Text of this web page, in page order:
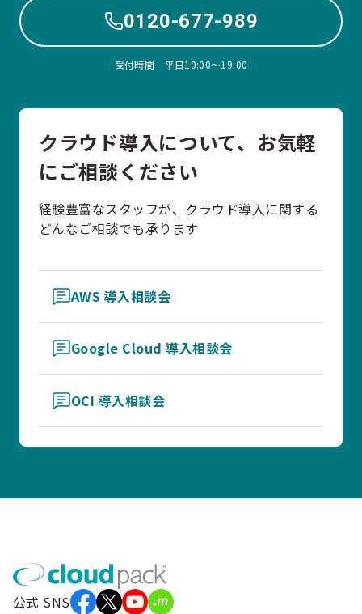
0120-677-989
受付時間 平日10:00〜19:00
クラウド導入について、お気軽
にご相談ください
経験豊富なスタッフが、クラウド導入に関する
どんなご相談でも承ります
AWS 導入相談会
Google Cloud 導入相談会
OCI 導入相談会
公式 SNS